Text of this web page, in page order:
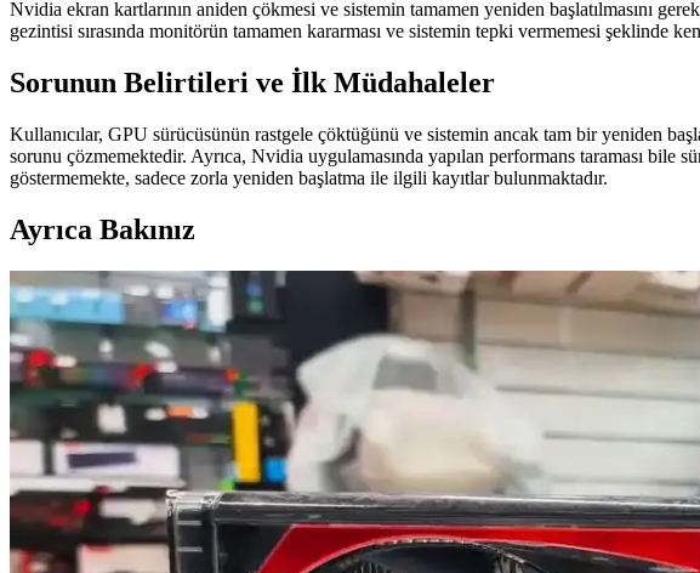
Nvidia ekran kartlarının aniden çökmesi ve sistemin tamamen yeniden başlatılmasını
gezintisi sırasında monitörün tamamen kararması ve sistemin tepki vermemesi şeklinde
Sorunun Belirtileri ve İlk Müdahaleler
Kullanıcılar, GPU sürücüsünün rastgele çöktüğünü ve sistemin ancak tam bir yeniden
sorunu çözmemektedir. Ayrıca, Nvidia uygulamasında yapılan performans taraması
göstermemekte, sadece zorla yeniden başlatma ile ilgili kayıtlar bulunmaktadır.
Ayrıca Bakınız
Nvidia GPU Çökme Sorunları: Nedenleri, Belirtileri ve Çözüm
Nvidia GPU çökme sorunları donanım, sürücü ve işletim sistemi kaynaklı olabilir. Sorun
AMD'nin Yeni Nesil İşlemci ve Grafik Kartlarıyla Oyun ve Grafik
AMD'nin yeni nesil işlemcileri ve grafik kartları, yüksek çekirdek sayısı ve gelişmiş
Claw's JC12 ve Kryonaut Termal Macun Karşılaştırması:
Claw's JC12 ve Kryonaut termal macunlarının özellikleri, performansları ve kullanıcı